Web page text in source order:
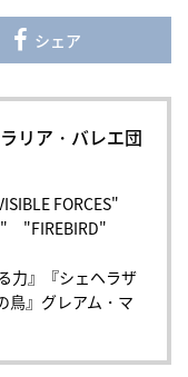
シェア
リア・バレエ団
FORCES"
"FIREBIRD"
力』『シェヘラザ
鳥』グレアム・マ